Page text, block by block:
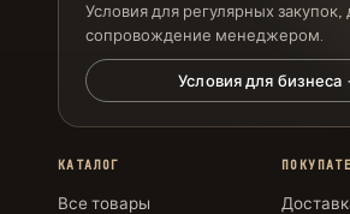
Условия для регулярных
сопровождение менеджером.
Условия для бизнеса
КАТАЛОГ
Все товары